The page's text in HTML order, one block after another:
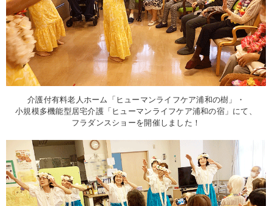
介護付有料老人ホーム「ヒューマンライフケア浦和の樹」・
小規模多機能型居宅介護「ヒューマンライフケア浦和の宿」にて、
フラダンスショーを開催しました！